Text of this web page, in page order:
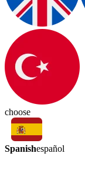
choose
Spanishespañol